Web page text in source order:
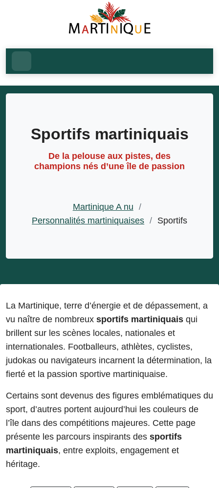
Sportifs martiniquais
De la pelouse aux pistes, des
champions nés d’une île de passion
Martinique A nu /
Personnalités martiniquaises / Sportifs
La Martinique, terre d’énergie et de dépassement, a
vu naître de nombreux sportifs martiniquais qui
brillent sur les scènes locales, nationales et
internationales. Footballeurs, athlètes, cyclistes,
judokas ou navigateurs incarnent la détermination, la
fierté et la passion sportive martiniquaise.
Certains sont devenus des figures emblématiques du
sport, d’autres portent aujourd’hui les couleurs de
l’île dans des compétitions majeures. Cette page
présente les parcours inspirants des sportifs
martiniquais, entre exploits, engagement et
héritage.